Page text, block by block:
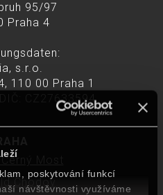
poskytování funkcí
návštěvnosti využíváme
95/97
Praha 4
s.r.o.
110 00 Praha 1
CZ27633594
Most
Chodov